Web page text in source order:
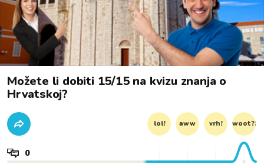
Možete li dobiti 15/15 na kvizu znanja o
Hrvatskoj?
lol! aww vrh! woot?!
0